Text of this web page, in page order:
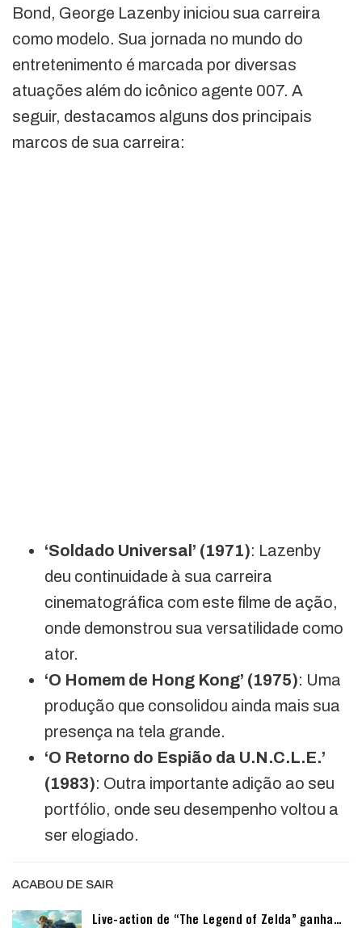
Bond, George Lazenby iniciou sua carreira
como modelo. Sua jornada no mundo do
entretenimento é marcada por diversas
atuações além do icônico agente 007. A
seguir, destacamos alguns dos principais
marcos de sua carreira:
‘Soldado Universal’ (1971): Lazenby
deu continuidade à sua carreira
cinematográfica com este filme de ação,
onde demonstrou sua versatilidade como
ator.
‘O Homem de Hong Kong’ (1975): Uma
produção que consolidou ainda mais sua
presença na tela grande.
‘O Retorno do Espião da U.N.C.L.E.’
(1983): Outra importante adição ao seu
portfólio, onde seu desempenho voltou a
ser elogiado.
ACABOU DE SAIR
Live-action de “The Legend of Zelda” ganha…